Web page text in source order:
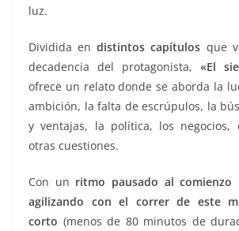
luz.
Dividida endistintos capítulos que
decadencia del protagonista, «El
ofrece un relato donde se aborda la
ambición, la falta de escrúpulos, la
y ventajas, la política, los negocios,
otras cuestiones.
Con un ritmo pausado al comienzo
agilizando con el correr de este
corto (menos de 80 minutos de